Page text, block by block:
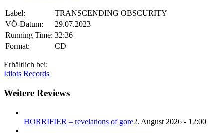
Label:
TRANSCENDING OBSCURITY
VÖ-Datum:
29.07.2023
Running Time: 32:36
Format:
CD
Erhältlich bei:
Idiots Records
Weitere Reviews
HORRIFIER – revelations of gore2. August 2026 - 12:00